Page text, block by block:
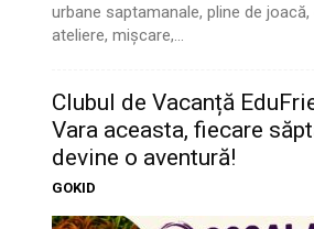
urbane saptamanale, pline de
ateliere, mișcare,...
Clubul de Vacanță
Vara aceasta, fiecare
devine o aventură!
GOKID